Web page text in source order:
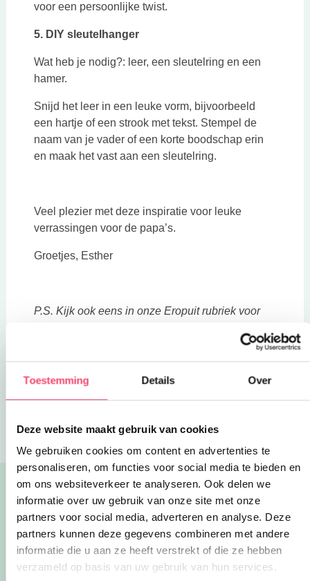
Toestemming Details Over
Deze website maakt gebruik van cookies
We gebruiken cookies om content en advertenties te
personaliseren, om functies voor social media te bieden en
om ons websiteverkeer te analyseren. Ook delen we
informatie over uw gebruik van onze site met onze
partners voor social media, adverteren en analyse. Deze
partners kunnen deze gegevens combineren met andere
informatie die u aan ze heeft verstrekt of die ze hebben
verzameld op basis van uw gebruik van hun services.
voor een persoonlijke twist.
5. DIY sleutelhanger
Wat heb je nodig?: leer, een sleutelring en een
hamer.
Snijd het leer in een leuke vorm, bijvoorbeeld
een hartje of een strook met tekst. Stempel de
naam van je vader of een korte boodschap erin
en maak het vast aan een sleutelring.
Veel plezier met deze inspiratie voor leuke
verrassingen voor de papa’s.
Groetjes, Esther
P.S. Kijk ook eens in onze Eropuit rubriek voor
Deel via WhatsApp
Lees ook:
Alle blogs
Zwemmen, sporten en spelen bij
recreatiegebied Berendonck
Bij warm zomerweer weet je wellicht de